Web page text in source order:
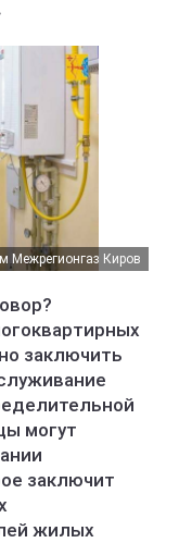
Межрегионгаз Киров
заключить
могут
заключит
жилых